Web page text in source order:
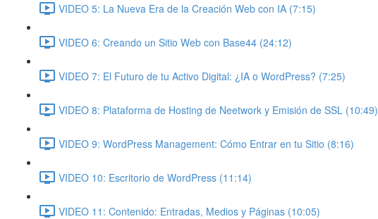
VIDEO 5: La Nueva Era de la Creación Web con IA (7:15)
VIDEO 6: Creando un Sitio Web con Base44 (24:12)
VIDEO 7: El Futuro de tu Activo Digital: ¿IA o WordPress? (7:25)
VIDEO 8: Plataforma de Hosting de Neetwork y Emisión de SSL (10:49)
VIDEO 9: WordPress Management: Cómo Entrar en tu Sitio (8:16)
VIDEO 10: Escritorio de WordPress (11:14)
VIDEO 11: Contenido: Entradas, Medios y Páginas (10:05)